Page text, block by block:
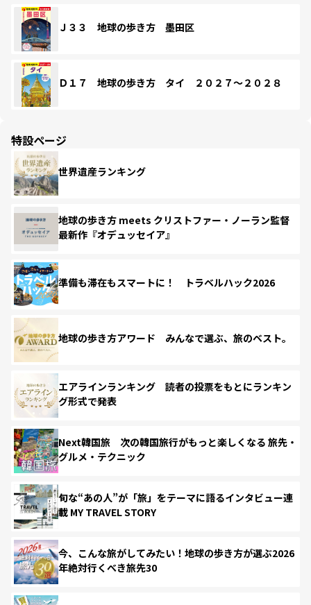
Ｊ３３ 地球の歩き方 墨田区
Ｄ１７ 地球の歩き方 タイ ２０２７～２０２８
特設ページ
世界遺産ランキング
地球の歩き方 meets クリストファー・ノーラン監督
最新作『オデュッセイア』
準備も滞在もスマートに！ トラベルハック2026
地球の歩き方アワード みんなで選ぶ、旅のベスト。
エアラインランキング 読者の投票をもとにランキン
グ形式で発表
Next韓国旅 次の韓国旅行がもっと楽しくなる 旅先・
グルメ・テクニック
旬な“あの人”が「旅」をテーマに語るインタビュー連
載 MY TRAVEL STORY
今、こんな旅がしてみたい！地球の歩き方が選ぶ2026
年絶対行くべき旅先30